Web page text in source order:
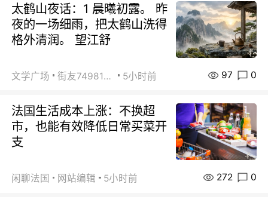
太鹤山夜话：1 晨曦初露。 昨
夜的一场细雨，把太鹤山洗得
格外清润。 望江舒
文学广场 街友74981146 5小时前 97 0
法国生活成本上涨：不换超
市，也能有效降低日常买菜开
支
闲聊法国 网站编辑 5小时前 272 0